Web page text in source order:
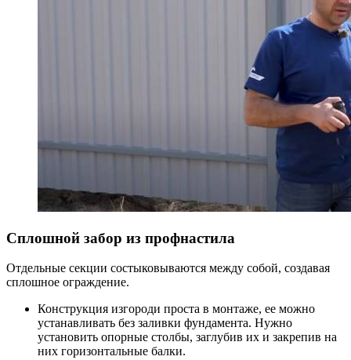
Сплошной забор из профнастила
Отдельные секции состыковываются между собой, создавая
сплошное ограждение.
Конструкция изгороди проста в монтаже, ее можно
устанавливать без заливки фундамента. Нужно
установить опорные столбы, заглубив их и закрепив на
них горизонтальные балки.